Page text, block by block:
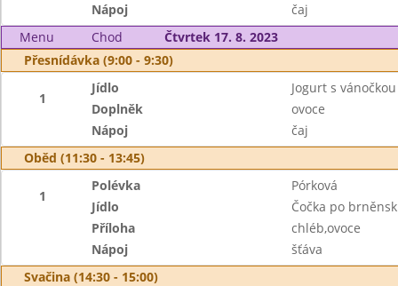
Nápoj
čaj
Menu
Chod
Čtvrtek 17. 8. 2023
Přesnídávka (9:00 - 9:30)
1
Jídlo
Jogurt s vánočkou
Doplněk
ovoce
Nápoj
čaj
Oběd (11:30 - 13:45)
1
Polévka
Pórková
Jídlo
Čočka po
Příloha
chléb,ovoce
Nápoj
šťáva
Svačina (14:30 - 15:00)